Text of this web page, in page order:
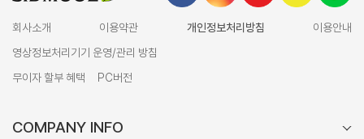
회사소개 이용약관 개인정보처리방침
이용안내
영상정보처리기기 운영/관리 방침
무이자 할부 혜택
PC버전
COMPANY INFO